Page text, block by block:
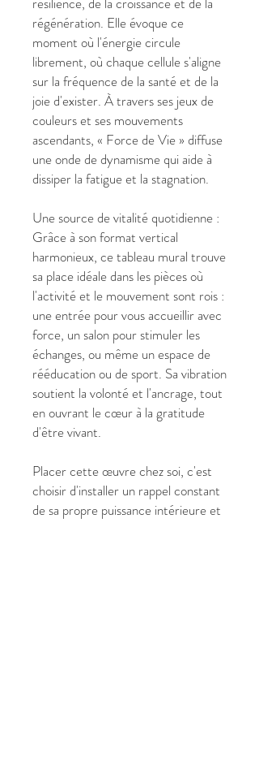
régénération. Elle évoque ce
moment où l'énergie circule
librement, où chaque cellule s'aligne
sur la fréquence de la santé et de la
joie d'exister. À travers ses jeux de
couleurs et ses mouvements
ascendants, « Force de Vie » diffuse
une onde de dynamisme qui aide à
dissiper la fatigue et la stagnation.
Une source de vitalité quotidienne :
Grâce à son format vertical
harmonieux, ce tableau mural trouve
sa place idéale dans les pièces où
l'activité et le mouvement sont rois :
une entrée pour vous accueillir avec
force, un salon pour stimuler les
échanges, ou même un espace de
rééducation ou de sport. Sa vibration
soutient la volonté et l'ancrage, tout
en ouvrant le cœur à la gratitude
d'être vivant.
Placer cette œuvre chez soi, c'est
choisir d'installer un rappel constant
de sa propre puissance intérieure et